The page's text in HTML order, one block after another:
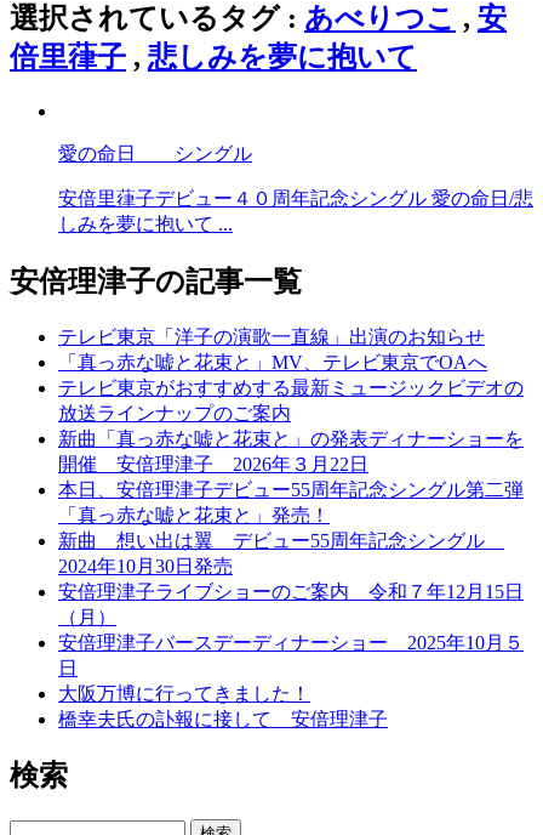
選択されているタグ : あべりつこ , 安
倍里葎子 , 悲しみを夢に抱いて
愛の命日 シングル
安倍里葎子デビュー４０周年記念シングル 愛の命日/悲
しみを夢に抱いて ...
安倍理津子の記事一覧
テレビ東京「洋子の演歌一直線」出演のお知らせ
「真っ赤な嘘と花束と」MV、テレビ東京でOAへ
テレビ東京がおすすめする最新ミュージックビデオの
放送ラインナップのご案内
新曲「真っ赤な嘘と花束と」の発表ディナーショーを
開催 安倍理津子 2026年３月22日
本日、安倍理津子デビュー55周年記念シングル第二弾
「真っ赤な嘘と花束と」発売！
新曲 想い出は翼 デビュー55周年記念シングル
2024年10月30日発売
安倍理津子ライブショーのご案内 令和７年12月15日
（月）
安倍理津子バースデーディナーショー 2025年10月５
日
大阪万博に行ってきました！
橋幸夫氏の訃報に接して 安倍理津子
検索